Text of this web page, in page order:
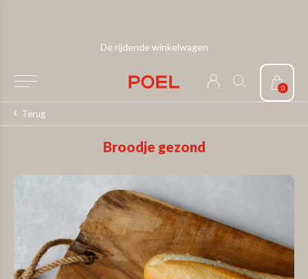
0
De rijdende winkelwagen
Terug
Broodje gezond